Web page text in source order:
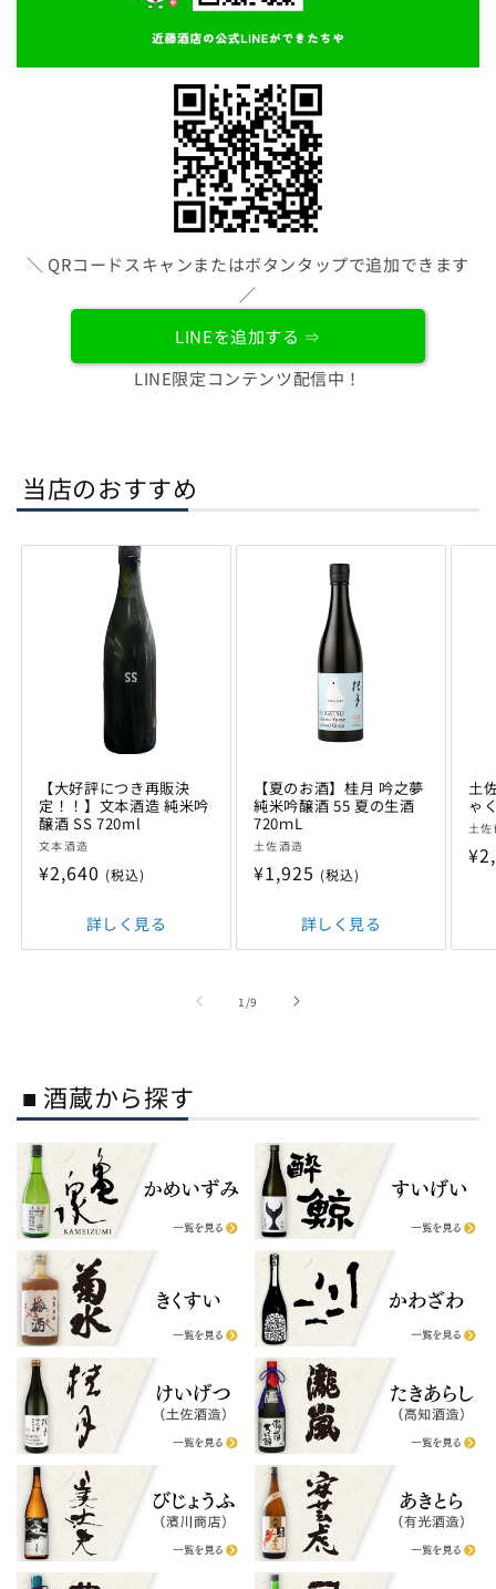
＼ QRコードスキャンまたはボタンタップで追加できます
／
LINEを追加する ⇒
LINE限定コンテンツ配信中！
当店のおすすめ
【大好評につき再販決
定！！】文本酒造 純米吟
醸酒 SS 720ml
販
売
文本酒造
通
格
¥2,640 (税込)
詳しく見る
【夏のお酒】桂月 吟之夢
純米吟醸酒 55 夏の生酒
720ｍL
販
売
土佐酒造
通
格
¥1,925 (税込)
詳しく見る
土
ゃ
販
売
土
通
1 /の
9
■ 酒蔵から探す